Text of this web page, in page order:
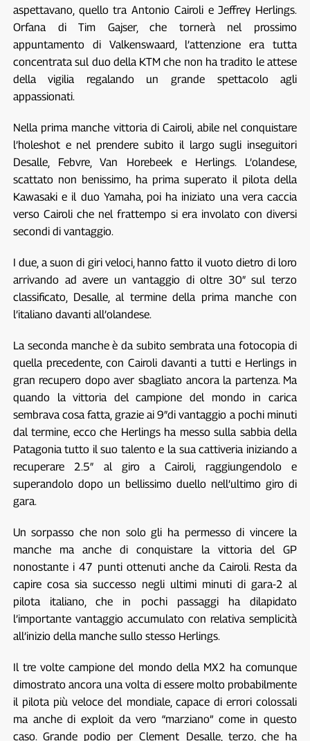
aspettavano, quello tra Antonio Cairoli e Jeffrey Herlings.
Orfana di Tim Gajser, che tornerà nel prossimo
appuntamento di Valkenswaard, l’attenzione era tutta
concentrata sul duo della KTM che non ha tradito le attese
della vigilia regalando un grande spettacolo agli
appassionati.
Nella prima manche vittoria di Cairoli, abile nel conquistare
l’holeshot e nel prendere subito il largo sugli inseguitori
Desalle, Febvre, Van Horebeek e Herlings. L’olandese,
scattato non benissimo, ha prima superato il pilota della
Kawasaki e il duo Yamaha, poi ha iniziato una vera caccia
verso Cairoli che nel frattempo si era involato con diversi
secondi di vantaggio.
I due, a suon di giri veloci, hanno fatto il vuoto dietro di loro
arrivando ad avere un vantaggio di oltre 30″ sul terzo
classificato, Desalle, al termine della prima manche con
l’italiano davanti all’olandese.
La seconda manche è da subito sembrata una fotocopia di
quella precedente, con Cairoli davanti a tutti e Herlings in
gran recupero dopo aver sbagliato ancora la partenza. Ma
quando la vittoria del campione del mondo in carica
sembrava cosa fatta, grazie ai 9″di vantaggio a pochi minuti
dal termine, ecco che Herlings ha messo sulla sabbia della
Patagonia tutto il suo talento e la sua cattiveria iniziando a
recuperare 2.5″ al giro a Cairoli, raggiungendolo e
superandolo dopo un bellissimo duello nell’ultimo giro di
gara.
Un sorpasso che non solo gli ha permesso di vincere la
manche ma anche di conquistare la vittoria del GP
nonostante i 47 punti ottenuti anche da Cairoli. Resta da
capire cosa sia successo negli ultimi minuti di gara-2 al
pilota italiano, che in pochi passaggi ha dilapidato
l’importante vantaggio accumulato con relativa semplicità
all’inizio della manche sullo stesso Herlings.
Il tre volte campione del mondo della MX2 ha comunque
dimostrato ancora una volta di essere molto probabilmente
il pilota più veloce del mondiale, capace di errori colossali
ma anche di exploit da vero “marziano” come in questo
caso. Grande podio per Clement Desalle, terzo, che ha